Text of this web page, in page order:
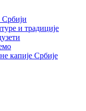
Србији
и традиције
капије Србије